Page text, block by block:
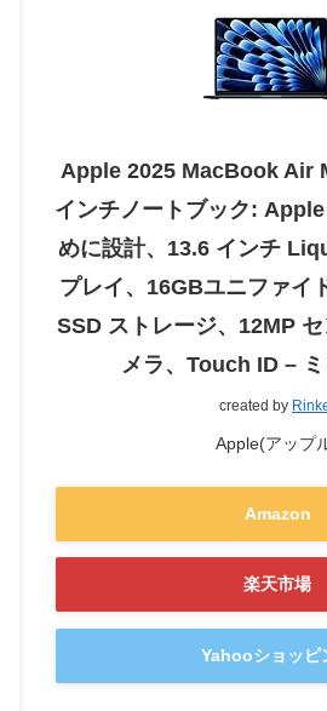
Apple 2025 MacBook Air
インチノートブック:
めに設計、13.6 インチ
プレイ、16GBユニファイ
SSD ストレージ、12MP
メラ、Touch ID –
created by
Apple(アップ
Amazon
楽天市場
Yahooショッピ